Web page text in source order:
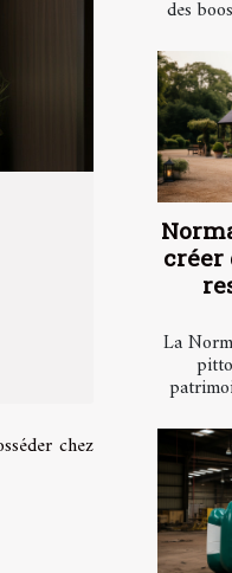
chez
des
créer
La